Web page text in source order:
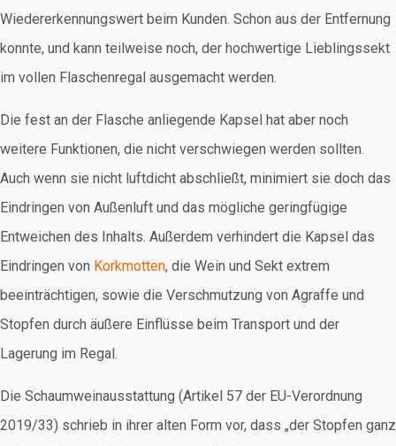
Wiedererkennungswert beim Kunden. Schon aus der Entfernung
konnte, und kann teilweise noch, der hochwertige Lieblingssekt
im vollen Flaschenregal ausgemacht werden.
Die fest an der Flasche anliegende Kapsel hat aber noch
weitere Funktionen, die nicht verschwiegen werden sollten.
Auch wenn sie nicht luftdicht abschließt, minimiert sie doch das
Eindringen von Außenluft und das mögliche geringfügige
Entweichen des Inhalts. Außerdem verhindert die Kapsel das
Eindringen von Korkmotten, die Wein und Sekt extrem
beeinträchtigen, sowie die Verschmutzung von Agraffe und
Stopfen durch äußere Einflüsse beim Transport und der
Lagerung im Regal.
Die Schaumweinausstattung (Artikel 57 der EU-Verordnung
2019/33) schrieb in ihrer alten Form vor, dass „der Stopfen ganz